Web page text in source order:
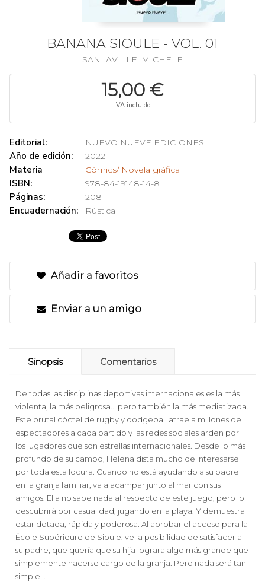
BANANA SIOULE - VOL. 01
SANLAVILLE, MICHELË
15,00 €
IVA incluido
Editorial: NUEVO NUEVE EDICIONES
Año de edición: 2022
Materia Cómics/ Novela gráfica
ISBN: 978-84-19148-14-8
Páginas: 208
Encuadernación: Rústica
Añadir a favoritos
Enviar a un amigo
Sinopsis Comentarios
De todas las disciplinas deportivas internacionales es la más
violenta, la más peligrosa... pero también la más mediatizada.
Este brutal cóctel de rugby y dodgeball atrae a millones de
espectadores a cada partido y las redes sociales arden por
los jugadores que son estrellas internacionales. Desde lo más
profundo de su campo, Helena dista mucho de interesarse
por toda esta locura. Cuando no está ayudando a su padre
en la granja familiar, va a acampar junto al mar con sus
amigos. Ella no sabe nada al respecto de este juego, pero lo
descubrirá por casualidad, jugando en la playa. Y demuestra
estar dotada, rápida y poderosa. Al aprobar el acceso para la
École Supérieure de Sioule, ve la posibilidad de satisfacer a
su padre, que quería que su hija lograra algo más grande que
simplemente hacerse cargo de la granja. Pero nada será tan
simple...